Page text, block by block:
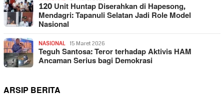
120 Unit Huntap Diserahkan di Hapesong,
Mendagri: Tapanuli Selatan Jadi Role Model
Nasional
NASIONAL 15 Maret 2026
Teguh Santosa: Teror terhadap Aktivis HAM
Ancaman Serius bagi Demokrasi
ARSIP BERITA